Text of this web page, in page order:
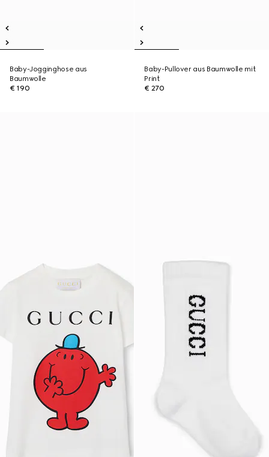
Baby-Jogginghose aus
Baumwolle
€ 190
Baby-Pullover aus Baumwolle mit
Print
€ 270